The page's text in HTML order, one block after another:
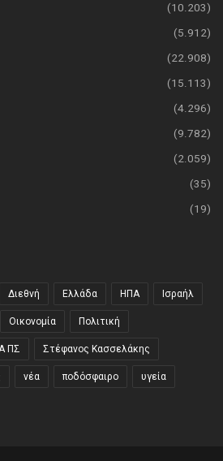
(10.203)
(5.912)
(22.908)
(15.113)
(4.296)
(9.782)
(2.059)
(35)
(19)
Διεθνή Ελλάδα ΗΠΑ Ισραήλ
Οικονομία Πολιτική
ΠΣ Στέφανος Κασσελάκης
νέα ποδόσφαιρο υγεία